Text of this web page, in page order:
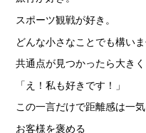
スポーツ観戦が好き。
どんな小さなことでも構いま
共通点が見つかったら大き
「え！私も好きです！」
この一言だけで距離感は一気
お客様を褒める